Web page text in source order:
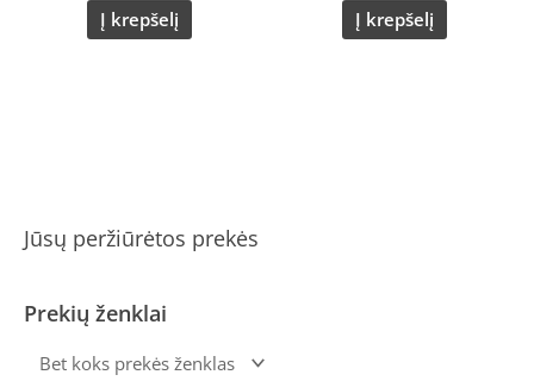
Jūsų peržiūrėtos prekės
Prekių ženklai
Į krepšelį Į krepšelį